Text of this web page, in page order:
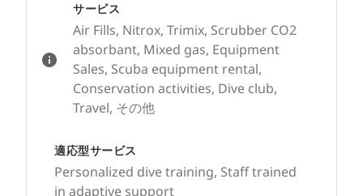
サービス
Air Fills, Nitrox, Trimix, Scrubber CO2
absorbant, Mixed gas, Equipment
Sales, Scuba equipment rental,
Conservation activities, Dive club,
Travel, その他
適応型サービス
Personalized dive training, Staff trained
in adaptive support